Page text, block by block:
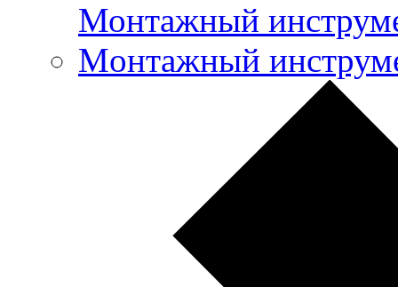
Монтажный
Mонтажный